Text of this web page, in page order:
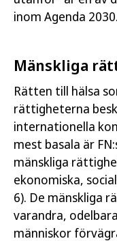
inom Agenda 2030.
Mänskliga
Rätten till hälsa
rättigheterna
internationella
mest basala är
mänskliga
ekonomiska,
6). De mänskliga
varandra,
människor